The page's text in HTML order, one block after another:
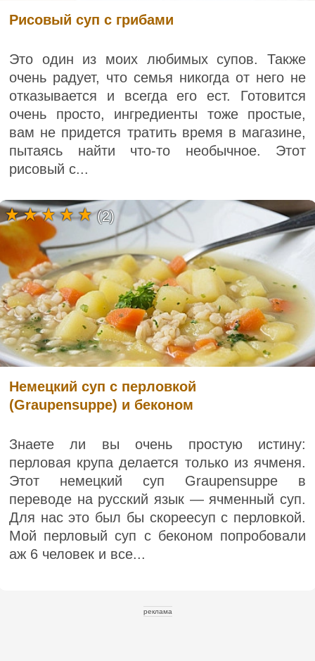
Рисовый суп с грибами
Это один из моих любимых супов. Также
очень радует, что семья никогда от него не
отказывается и всегда его ест. Готовится
очень просто, ингредиенты тоже простые,
вам не придется тратить время в магазине,
пытаясь найти что-то необычное. Этот
рисовый с...
Немецкий суп с перловкой
(Graupensuppe) и беконом
Знаете ли вы очень простую истину:
перловая крупа делается только из ячменя.
Этот немецкий суп Graupensuppe в
переводе на русский язык — ячменный суп.
Для нас это был бы скореесуп с перловкой.
Мой перловый суп с беконом попробовали
аж 6 человек и все...
(2)
реклама